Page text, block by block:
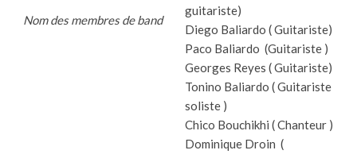
Nom des membres de band
guitariste)
Diego Baliardo ( Guitariste)
Paco Baliardo (Guitariste )
Georges Reyes ( Guitariste)
Tonino Baliardo ( Guitariste
soliste )
Chico Bouchikhi ( Chanteur )
Dominique Droin (